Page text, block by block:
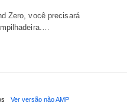
Zero, você precisará
Ver versão não AMP